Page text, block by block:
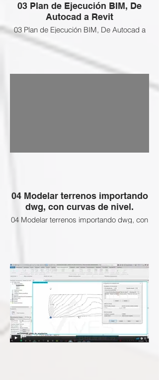
03 Plan de Ejecución BIM, De
Autocad a Revit
03 Plan de Ejecución BIM, De Autocad a
Esta clase NO APLICA a esta Certificación
BIM Gratuita, revisa las clases que si
están activas abajo
04 Modelar terrenos importando
dwg, con curvas de nivel.
04 Modelar terrenos importando dwg, con
están activas abajo
ENLACE SI DESEEAS ADQUIRIR LAS
CLASES BLOQUEADAS: